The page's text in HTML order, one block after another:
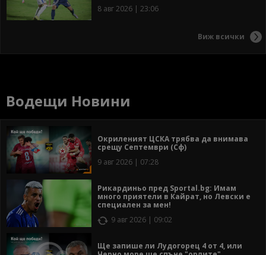
8 авг 2026 | 23:06
Виж всички
Водещи Новини
Окриленият ЦСКА трябва да внимава
срещу Септември (Сф)
9 авг 2026 | 07:28
Рикардиньо пред Sportal.bg: Имам
много приятели в Кайрат, но Левски е
специален за мен!
9 авг 2026 | 09:02
Ще запише ли Лудогорец 4 от 4, или